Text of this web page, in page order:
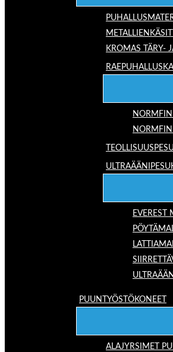
KROMAS TÄRY-
EVEREST
PUUNTYÖSTÖKONEET
ALAJYRSIMET